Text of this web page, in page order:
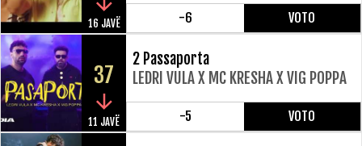
16 JAVË -6 VOTO
37
11 JAVË
2 Passaporta
LEDRI VULA X MC KRESHA X VIG POPPA
-5 VOTO